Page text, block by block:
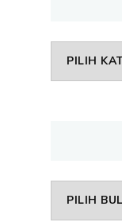
DAFTAR
MENU
Arsip